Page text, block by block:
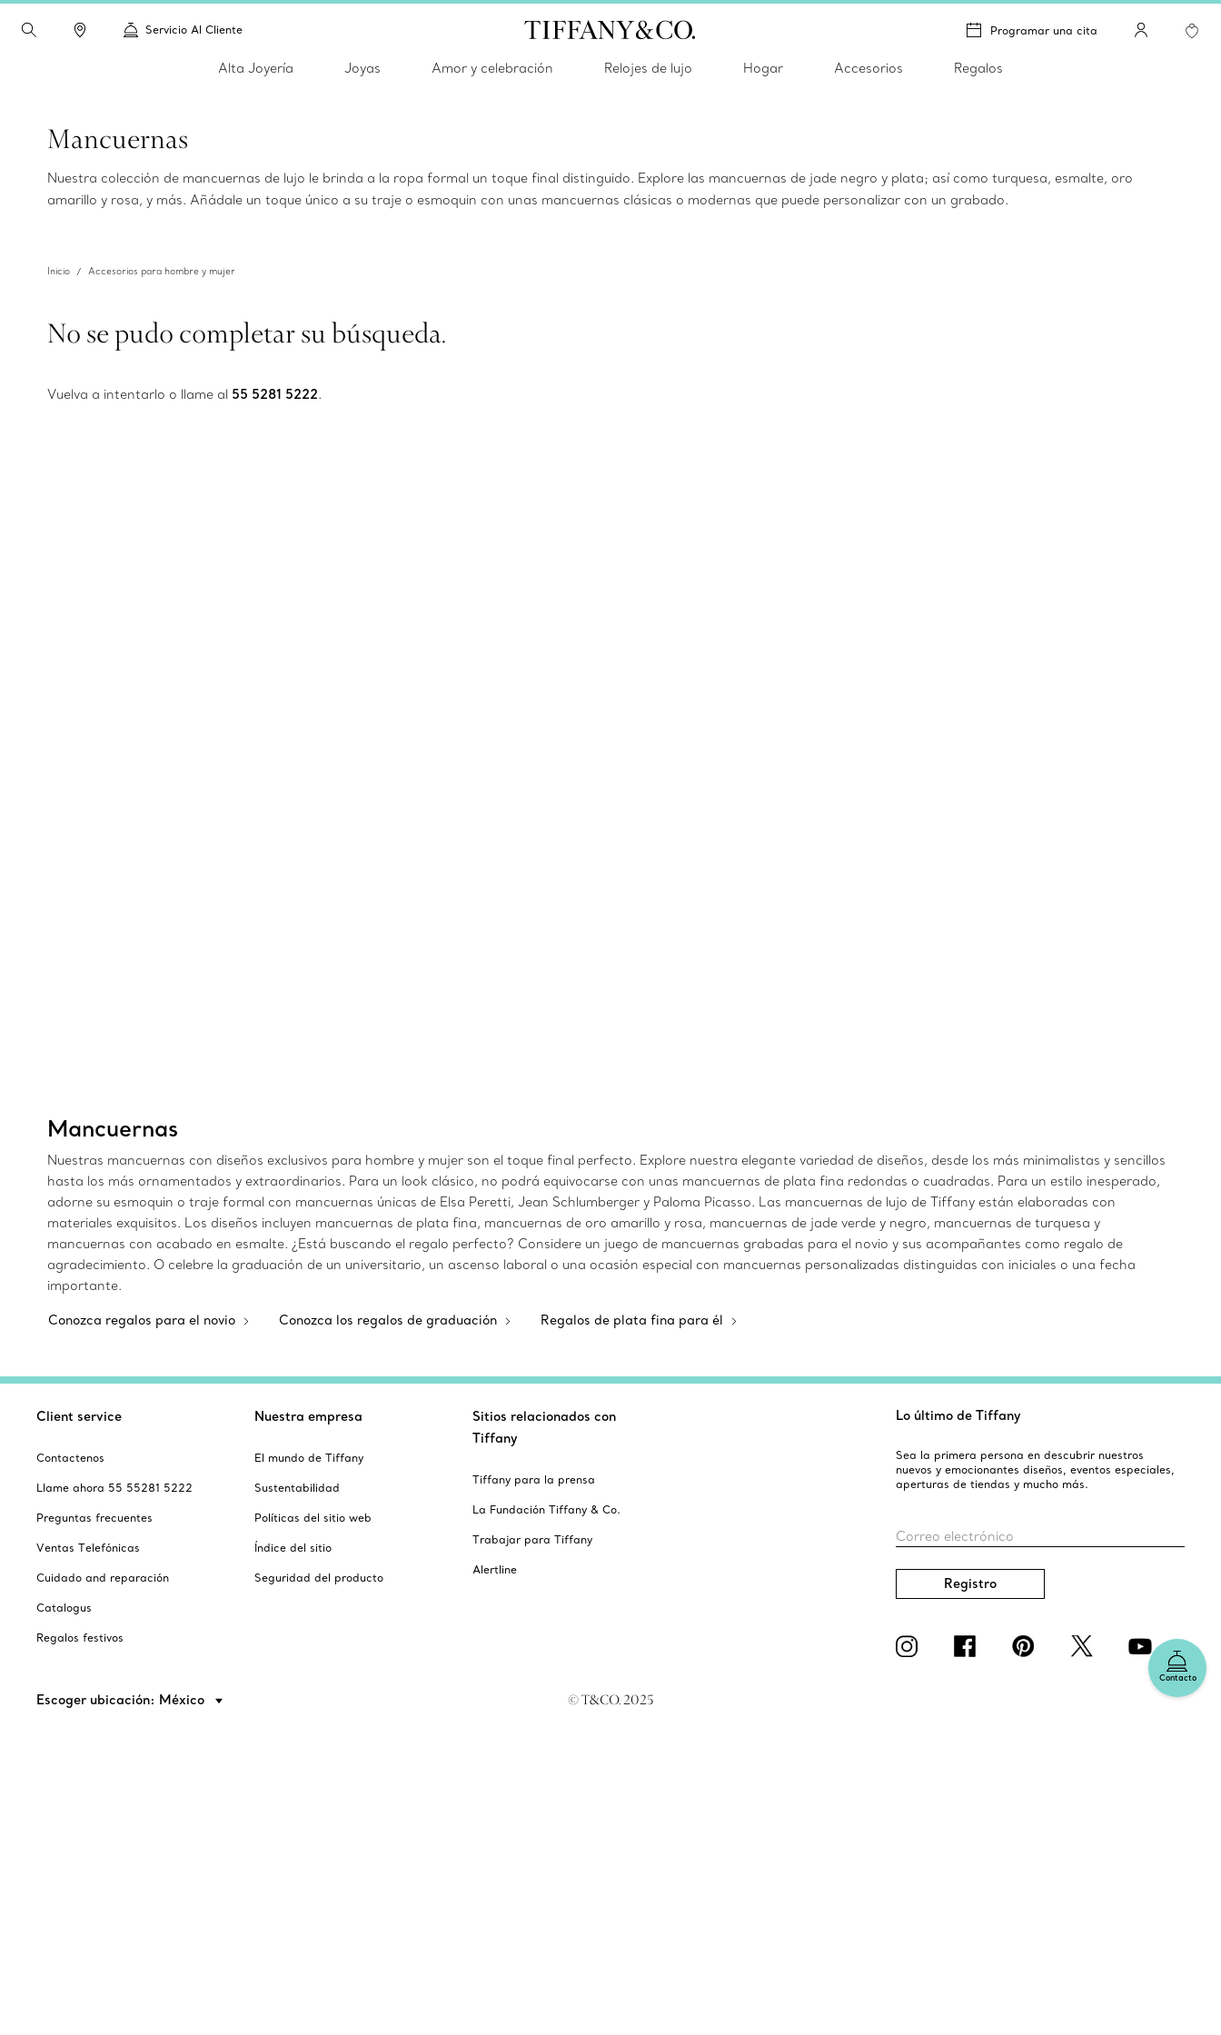
Servicio Al Cliente Programar una cita
Alta Joyería Joyas Amor y celebración Relojes de lujo Hogar Accesorios Regalos
Mancuernas
Nuestra colección de mancuernas de lujo le brinda a la ropa formal un toque final distinguido. Explore las mancuernas de jade negro y plata; así como turquesa, esmalte, oro
amarillo y rosa, y más. Añádale un toque único a su traje o esmoquin con unas mancuernas clásicas o modernas que puede personalizar con un grabado.
Inicio Accesorios para hombre y mujer
No se pudo completar su búsqueda.
Vuelva a intentarlo o llame al 55 5281 5222.
Mancuernas
Nuestras mancuernas con diseños exclusivos para hombre y mujer son el toque final perfecto. Explore nuestra elegante variedad de diseños, desde los más minimalistas y sencillos
hasta los más ornamentados y extraordinarios. Para un look clásico, no podrá equivocarse con unas mancuernas de plata fina redondas o cuadradas. Para un estilo inesperado,
adorne su esmoquin o traje formal con mancuernas únicas de Elsa Peretti, Jean Schlumberger y Paloma Picasso. Las mancuernas de lujo de Tiffany están elaboradas con
materiales exquisitos. Los diseños incluyen mancuernas de plata fina, mancuernas de oro amarillo y rosa, mancuernas de jade verde y negro, mancuernas de turquesa y
mancuernas con acabado en esmalte. ¿Está buscando el regalo perfecto? Considere un juego de mancuernas grabadas para el novio y sus acompañantes como regalo de
agradecimiento. O celebre la graduación de un universitario, un ascenso laboral o una ocasión especial con mancuernas personalizadas distinguidas con iniciales o una fecha
importante.
Conozca regalos para el novio Conozca los regalos de graduación Regalos de plata fina para él
Contacto
Client service
Contactenos
Llame ahora 55 55281 5222
Preguntas frecuentes
Ventas Telefónicas
Cuidado and reparación
Catalogus
Regalos festivos
Nuestra empresa
El mundo de Tiffany
Sustentabilidad
Políticas del sitio web
Índice del sitio
Seguridad del producto
Sitios relacionados con
Tiffany
Tiffany para la prensa
La Fundación Tiffany & Co.
Trabajar para Tiffany
Alertline
Lo último de Tiffany
Sea la primera persona en descubrir nuestros
nuevos y emocionantes diseños, eventos especiales,
aperturas de tiendas y mucho más.
Correo electrónico
Registro
Escoger ubicación: México © T&CO. 2025